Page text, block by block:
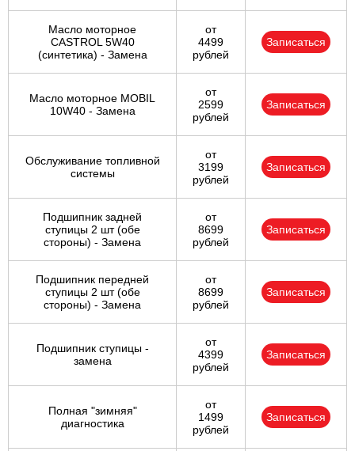
Масло моторное
CASTROL 5W40
(синтетика) - Замена
от
4499
рублей
Записаться
Масло моторное MOBIL
10W40 - Замена
от
2599
рублей
Записаться
Обслуживание топливной
системы
от
3199
рублей
Записаться
Подшипник задней
ступицы 2 шт (обе
стороны) - Замена
от
8699
рублей
Записаться
Подшипник передней
ступицы 2 шт (обе
стороны) - Замена
от
8699
рублей
Записаться
Подшипник ступицы -
замена
от
4399
рублей
Записаться
Полная "зимняя"
диагностика
от
1499
рублей
Записаться